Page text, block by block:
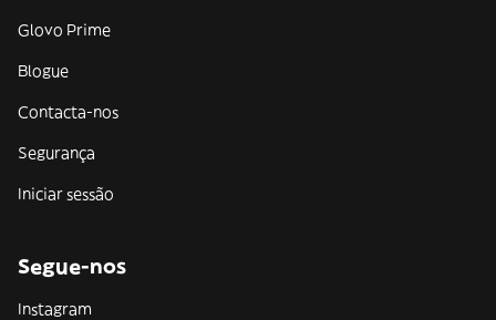
Glovo Prime
Blogue
Contacta-nos
Segurança
Iniciar sessão
Segue-nos
Instagram